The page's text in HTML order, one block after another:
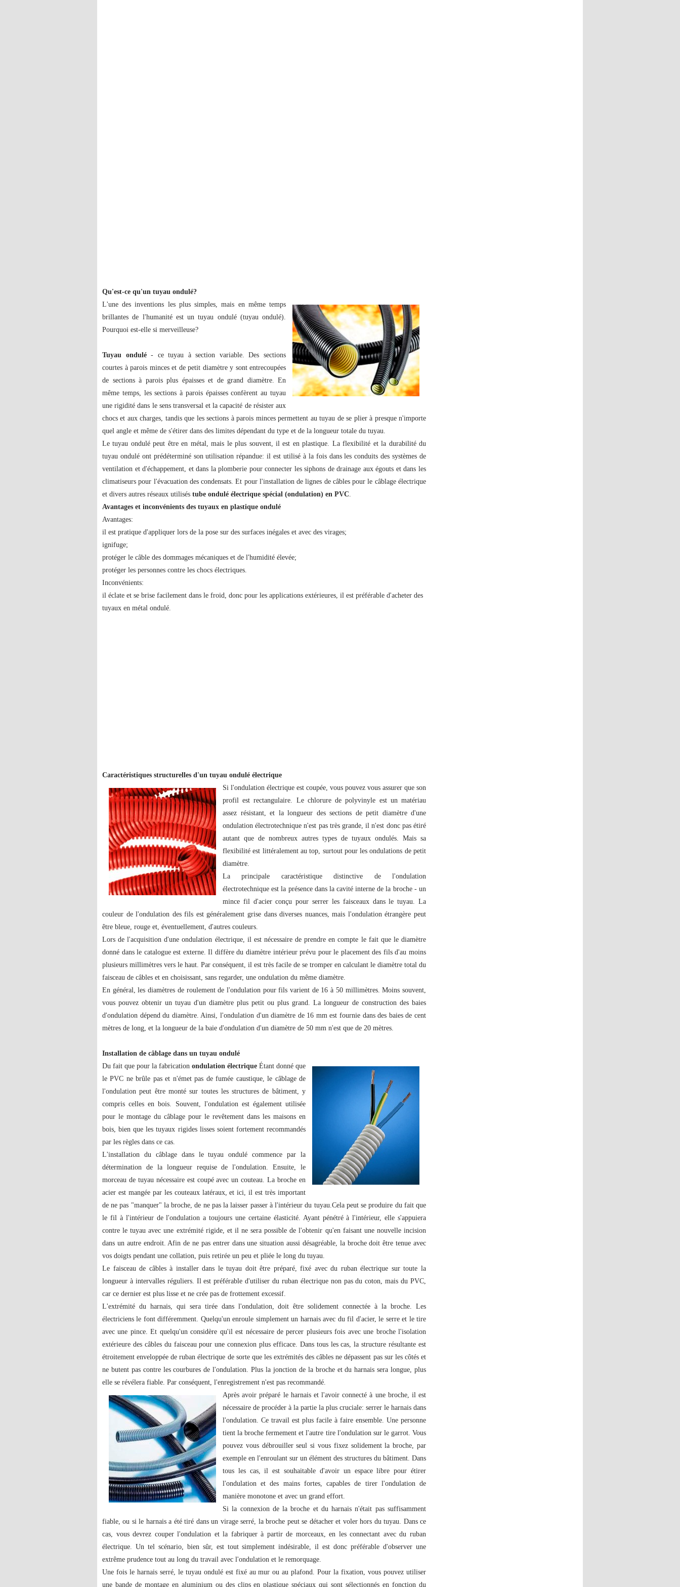
Qu'est-ce qu'un tuyau ondulé?
L'une des inventions les plus simples, mais en même temps
brillantes de l'humanité est un tuyau ondulé (tuyau ondulé).
Pourquoi est-elle si merveilleuse?
Tuyau ondulé- ce tuyau à section variable. Des sections
courtes à parois minces et de petit diamètre y sont entrecoupées
de sections à parois plus épaisses et de grand diamètre. En
même temps, les sections à parois épaisses confèrent au tuyau
une rigidité dans le sens transversal et la capacité de résister aux
chocs et aux charges, tandis que les sections à parois minces permettent au tuyau de se plier à presque n'importe
quel angle et même de s'étirer dans des limites dépendant du type et de la longueur totale du tuyau.
Le tuyau ondulé peut être en métal, mais le plus souvent, il est en plastique. La flexibilité et la durabilité du
tuyau ondulé ont prédéterminé son utilisation répandue: il est utilisé à la fois dans les conduits des systèmes de
ventilation et d'échappement, et dans la plomberie pour connecter les siphons de drainage aux égouts et dans les
climatiseurs pour l'évacuation des condensats. Et pour l'installation de lignes de câbles pour le câblage électrique
et divers autres réseaux utilisés tube ondulé électrique spécial (ondulation) en PVC.
Avantages et inconvénients des tuyaux en plastique ondulé
Avantages:
il est pratique d'appliquer lors de la pose sur des surfaces inégales et avec des virages;
ignifuge;
protéger le câble des dommages mécaniques et de l'humidité élevée;
protéger les personnes contre les chocs électriques.
Inconvénients:
il éclate et se brise facilement dans le froid, donc pour les applications extérieures, il est préférable d'acheter des
tuyaux en métal ondulé.
Caractéristiques structurelles d'un tuyau ondulé électrique
Si l'ondulation électrique est coupée, vous pouvez vous assurer que son
profil est rectangulaire. Le chlorure de polyvinyle est un matériau
assez résistant, et la longueur des sections de petit diamètre d'une
ondulation électrotechnique n'est pas très grande, il n'est donc pas étiré
autant que de nombreux autres types de tuyaux ondulés. Mais sa
flexibilité est littéralement au top, surtout pour les ondulations de petit
diamètre.
La principale caractéristique distinctive de l'ondulation
électrotechnique est la présence dans la cavité interne de la broche - un
mince fil d'acier conçu pour serrer les faisceaux dans le tuyau. La
couleur de l'ondulation des fils est généralement grise dans diverses nuances, mais l'ondulation étrangère peut
être bleue, rouge et, éventuellement, d'autres couleurs.
Lors de l'acquisition d'une ondulation électrique, il est nécessaire de prendre en compte le fait que le diamètre
donné dans le catalogue est externe. Il diffère du diamètre intérieur prévu pour le placement des fils d'au moins
plusieurs millimètres vers le haut. Par conséquent, il est très facile de se tromper en calculant le diamètre total du
faisceau de câbles et en choisissant, sans regarder, une ondulation du même diamètre.
En général, les diamètres de roulement de l'ondulation pour fils varient de 16 à 50 millimètres. Moins souvent,
vous pouvez obtenir un tuyau d'un diamètre plus petit ou plus grand. La longueur de construction des baies
d'ondulation dépend du diamètre. Ainsi, l'ondulation d'un diamètre de 16 mm est fournie dans des baies de cent
mètres de long, et la longueur de la baie d'ondulation d'un diamètre de 50 mm n'est que de 20 mètres.
Installation de câblage dans un tuyau ondulé
Du fait que pour la fabrication ondulation électrique Étant donné que
le PVC ne brûle pas et n'émet pas de fumée caustique, le câblage de
l'ondulation peut être monté sur toutes les structures de bâtiment, y
compris celles en bois. Souvent, l'ondulation est également utilisée
pour le montage du câblage pour le revêtement dans les maisons en
bois, bien que les tuyaux rigides lisses soient fortement recommandés
par les règles dans ce cas.
L'installation du câblage dans le tuyau ondulé commence par la
détermination de la longueur requise de l'ondulation. Ensuite, le
morceau de tuyau nécessaire est coupé avec un couteau. La broche en
acier est mangée par les couteaux latéraux, et ici, il est très important
de ne pas "manquer" la broche, de ne pas la laisser passer à l'intérieur du tuyau.Cela peut se produire du fait que
le fil à l'intérieur de l'ondulation a toujours une certaine élasticité. Ayant pénétré à l'intérieur, elle s'appuiera
contre le tuyau avec une extrémité rigide, et il ne sera possible de l'obtenir qu'en faisant une nouvelle incision
dans un autre endroit. Afin de ne pas entrer dans une situation aussi désagréable, la broche doit être tenue avec
vos doigts pendant une collation, puis retirée un peu et pliée le long du tuyau.
Le faisceau de câbles à installer dans le tuyau doit être préparé, fixé avec du ruban électrique sur toute la
longueur à intervalles réguliers. Il est préférable d'utiliser du ruban électrique non pas du coton, mais du PVC,
car ce dernier est plus lisse et ne crée pas de frottement excessif.
L'extrémité du harnais, qui sera tirée dans l'ondulation, doit être solidement connectée à la broche. Les
électriciens le font différemment. Quelqu'un enroule simplement un harnais avec du fil d'acier, le serre et le tire
avec une pince. Et quelqu'un considère qu'il est nécessaire de percer plusieurs fois avec une broche l'isolation
extérieure des câbles du faisceau pour une connexion plus efficace. Dans tous les cas, la structure résultante est
étroitement enveloppée de ruban électrique de sorte que les extrémités des câbles ne dépassent pas sur les côtés et
ne butent pas contre les courbures de l'ondulation. Plus la jonction de la broche et du harnais sera longue, plus
elle se révélera fiable. Par conséquent, l'enregistrement n'est pas recommandé.
Après avoir préparé le harnais et l'avoir connecté à une broche, il est
nécessaire de procéder à la partie la plus cruciale: serrer le harnais dans
l'ondulation. Ce travail est plus facile à faire ensemble. Une personne
tient la broche fermement et l'autre tire l'ondulation sur le garrot. Vous
pouvez vous débrouiller seul si vous fixez solidement la broche, par
exemple en l'enroulant sur un élément des structures du bâtiment. Dans
tous les cas, il est souhaitable d'avoir un espace libre pour étirer
l'ondulation et des mains fortes, capables de tirer l'ondulation de
manière monotone et avec un grand effort.
Si la connexion de la broche et du harnais n'était pas suffisamment
fiable, ou si le harnais a été tiré dans un virage serré, la broche peut se détacher et voler hors du tuyau. Dans ce
cas, vous devrez couper l'ondulation et la fabriquer à partir de morceaux, en les connectant avec du ruban
électrique. Un tel scénario, bien sûr, est tout simplement indésirable, il est donc préférable d'observer une
extrême prudence tout au long du travail avec l'ondulation et le remorquage.
Une fois le harnais serré, le tuyau ondulé est fixé au mur ou au plafond. Pour la fixation, vous pouvez utiliser
une bande de montage en aluminium ou des clips en plastique spéciaux qui sont sélectionnés en fonction du